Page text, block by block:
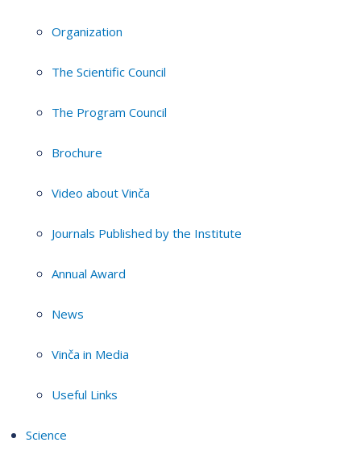
Organization
The Scientific Council
The Program Council
Brochure
Video about Vinča
Journals Published by the Institute
Annual Award
News
Vinča in Media
Useful Links
Science